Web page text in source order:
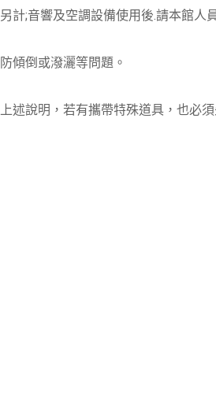
另計;音響及空調設備使用後.請本館
傾倒或潑灑等問題。
述說明，若有攜帶特殊道具，也必須